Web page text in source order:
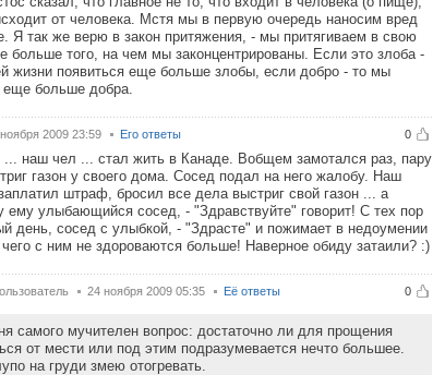
от человека. Мстя мы в первую очередь наносим вред
Я так же верю в закон притяжения, - мы притягиваем в свою
больше того, на чем мы законцентрированы. Если это злоба -
жизни появиться еще больше злобы, если добро - то мы
еще больше добра.
0
2009 23:59 Его ответы
наш чел ... стал жить в Канаде. Вобщем замотался раз, пару
газон у своего дома. Сосед подал на него жалобу. Наш
штраф, бросил все дела выстриг свой газон ... а
ему улыбающийся сосед, - "Здравствуйте" говорит! С тех пор
день, сосед с улыбкой, - "Здрасте" и пожимает в недоумении
с ним не здороваются больше! Наверное обиду затаили? :)
0
24 ноября 2009 05:35 Её ответы
самого мучителен вопрос: достаточно ли для прощения
от мести или под этим подразумевается нечто большее.
на груди змею отогревать.